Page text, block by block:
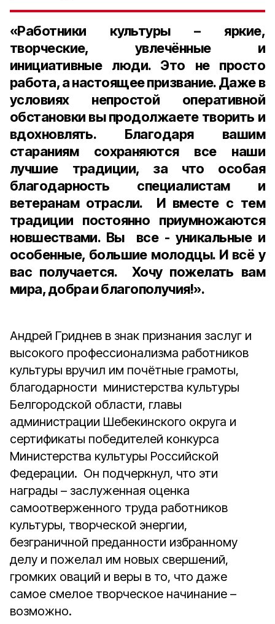
«Работники культуры – яркие,
творческие, увлечённые и
инициативные люди. Это не просто
работа, а настоящее призвание. Даже в
условиях непростой оперативной
обстановки вы продолжаете творить и
вдохновлять. Благодаря вашим
стараниям сохраняются все наши
лучшие традиции, за что особая
благодарность специалистам и
ветеранам отрасли. И вместе с тем
традиции постоянно приумножаются
новшествами. Вы все - уникальные и
особенные, большие молодцы. И всё у
вас получается. Хочу пожелать вам
мира, добра и благополучия!».
Андрей Гриднев в знак признания заслуг и
высокого профессионализма работников
культуры вручил им почётные грамоты,
благодарности министерства культуры
Белгородской области, главы
администрации Шебекинского округа и
сертификаты победителей конкурса
Министерства культуры Российской
Федерации. Он подчеркнул, что эти
награды – заслуженная оценка
самоотверженного труда работников
культуры, творческой энергии,
безграничной преданности избранному
делу и пожелал им новых свершений,
громких оваций и веры в то, что даже
самое смелое творческое начинание –
возможно.